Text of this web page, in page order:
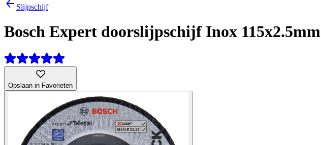
Slijpschijf
Bosch Expert doorslijpschijf Inox 115x2.5mm
Opslaan in Favorieten